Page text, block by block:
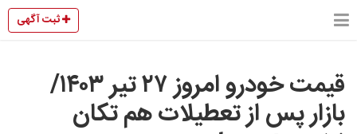
ثبت آگهی
قیمت خودرو امروز ۲۷ تیر ۱۴۰۳/
بازار پس از تعطیلات هم تکان